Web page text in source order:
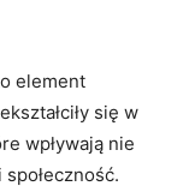
element
się w
wpływają nie